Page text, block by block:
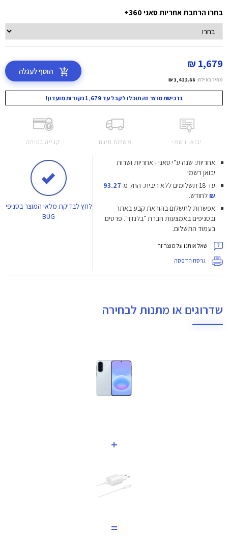
בחרו הרחבת אחריות סאני 360+
1,679 ₪
מחיר באילת: 1,422.88 ₪
הוסף לעגלה
ברכישת מוצר זה תוכלו לקבל עד 1,679 נקודות מועדון!
יבואן רשמי משלוח חינם קנייה בטוחה
אחריות: שנה ע"י סאני - אחריות ושרות
יבואן רשמי
עד 18 תשלומים ללא ריבית.
החל מ-93.27
₪לחודש.
אפשרות לתשלום בהוראת קבע באתר
ובסניפים באמצעות חברת "בלנדר". פרטים
בעמוד התשלום.
שאל אותנו על מוצר זה
גרסת הדפסה
לחץלבדיקת מלאי המוצר בסניפי
BUG
שדרוגים או מתנות לבחירה
+
=